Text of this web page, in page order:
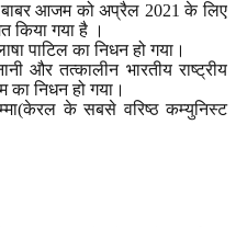
बाबर आजम को अप्रैल 2021 के लिए
किया गया है ।
पाटिल का निधन हो गया।
और तत्कालीन भारतीय राष्ट्रीय
का निधन हो गया।
के सबसे वरिष्ठ कम्युनिस्ट